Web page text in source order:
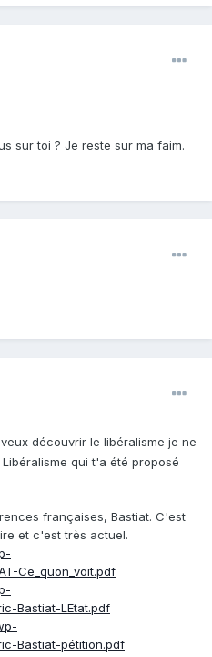
sur toi ? Je reste sur ma faim.
découvrir le libéralisme je ne
qui t'a été proposé
françaises, Bastiat. C'est
et c'est très actuel.
Ce_quon_voit.pdf
Bastiat-LEtat.pdf
Bastiat-pétition.pdf